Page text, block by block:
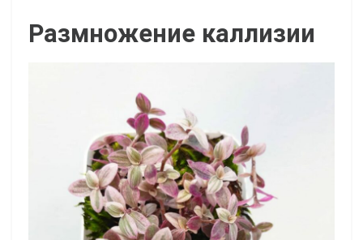
Размножение каллизии